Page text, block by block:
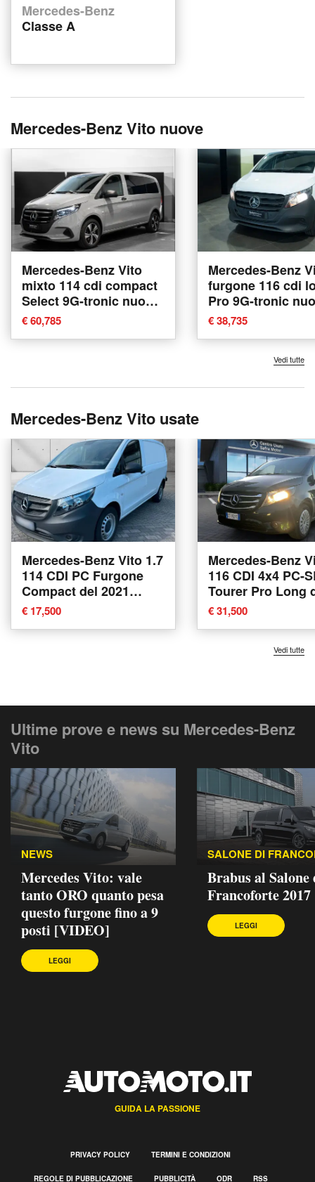
Mercedes-Benz
Classe A
Mercedes-Benz Vito nuove
Mercedes-Benz Vito
mixto 114 cdi compact
Select 9G-tronic nuova
a Ancona
€ 60,785
Mercedes-Benz
furgone 116 cdi
Pro 9G-tronic
Ancona
€ 38,735
Vedi tutte
Mercedes-Benz Vito usate
Mercedes-Benz Vito 1.7
114 CDI PC Furgone
Compact del 2021
usata
€ 17,500
Mercedes-Benz
116 CDI 4x4 PC-
Tourer Pro Long
2021 usata a
€ 31,500
Vedi tutte
Ultime prove e news su Mercedes-Benz
Vito
NEWS
Mercedes Vito: vale
tanto ORO quanto pesa
questo furgone fino a 9
posti [VIDEO]
LEGGI
SALONE DI
Brabus al Salone
Francoforte 2017
LEGGI
GUIDA LA PASSIONE
PRIVACY POLICY TERMINI E CONDIZIONI
REGOLE DI PUBBLICAZIONE PUBBLICITÀ ODR RSS